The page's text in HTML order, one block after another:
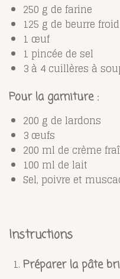
250 g de farine
125 g de beurre froid
1 œuf
1 pincée de sel
3 à 4 cuillères à
Pour la garniture :
200 g de lardons
3 œufs
200 ml de crème
100 ml de lait
Sel, poivre et
Instructions
Préparer la pâte